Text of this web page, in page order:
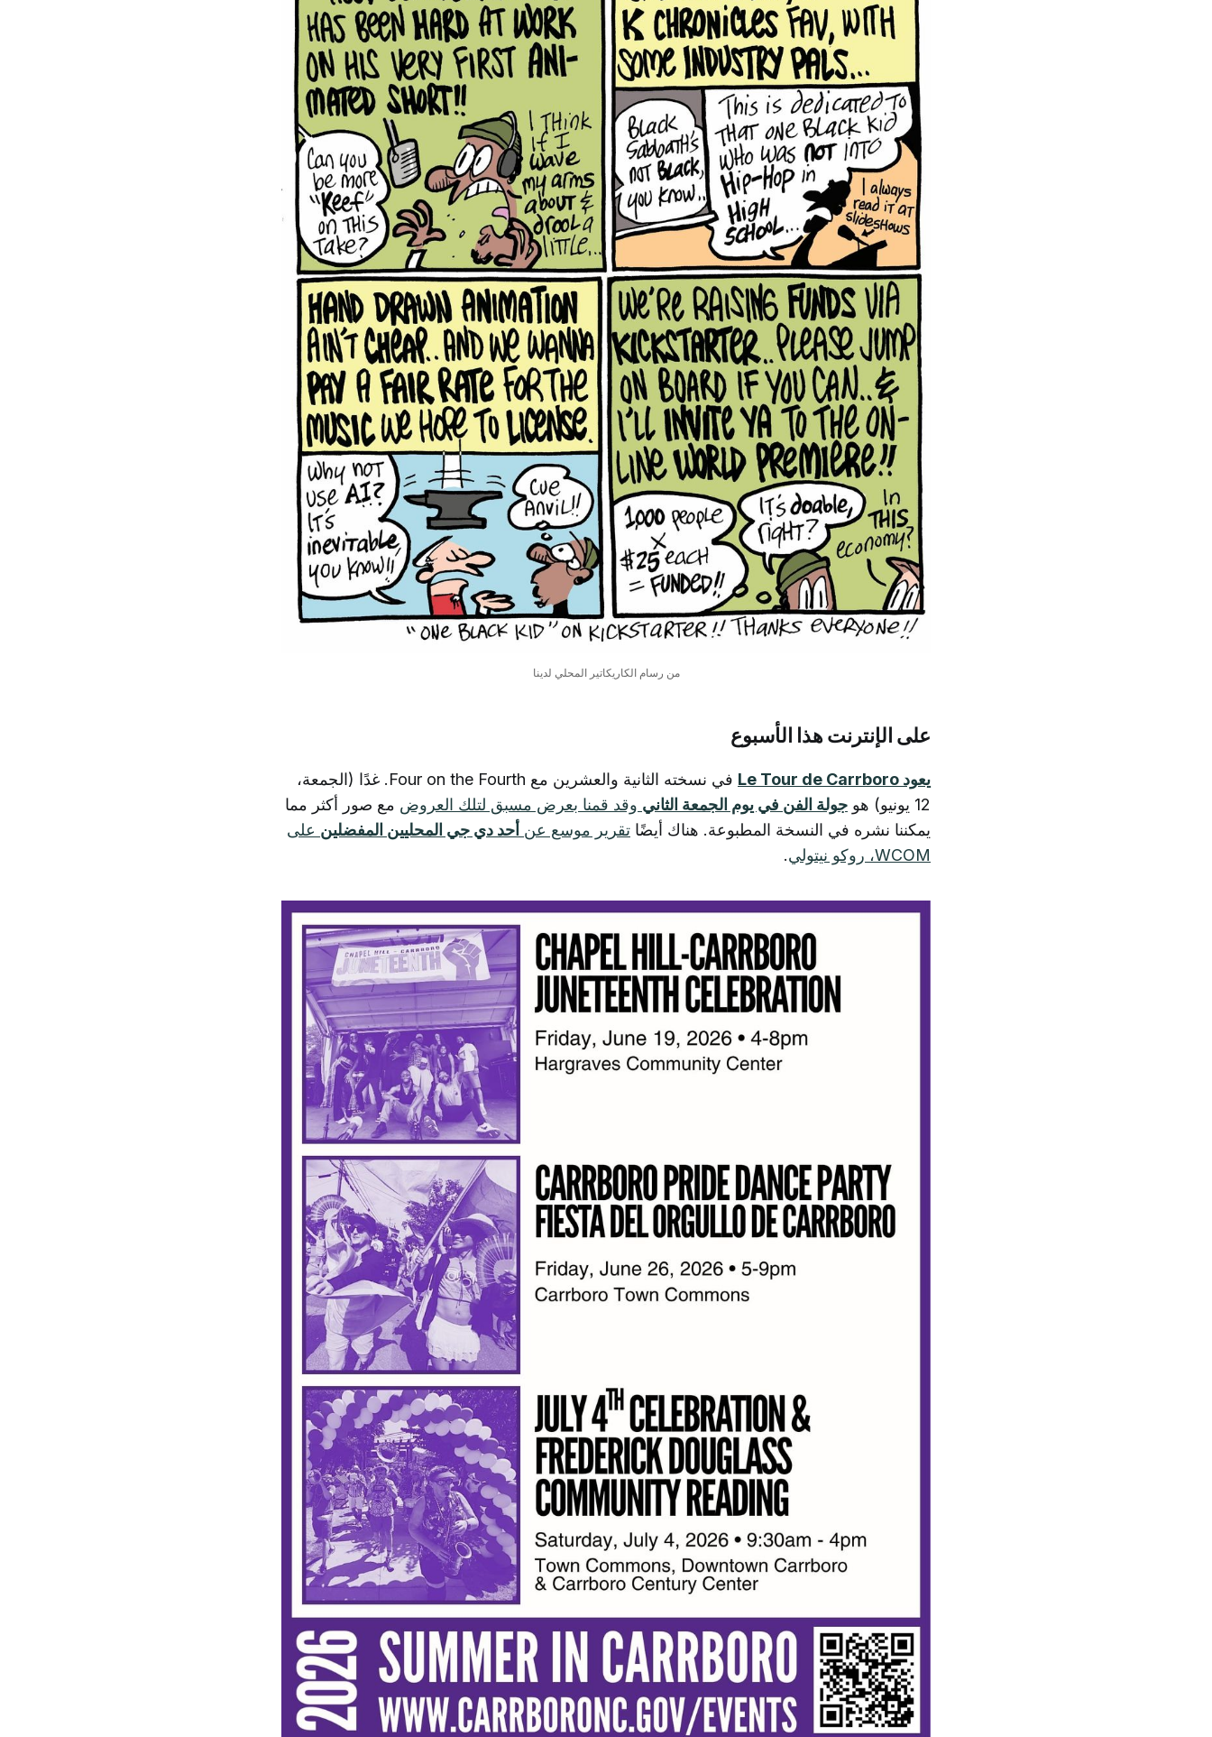
من رسام الكاريكاتير المحلي لدينا
على الإنترنت هذا الأسبوع
يعود Le Tour de Carrboro
في نسخته الثانية والعشرين مع Four on the Fourth. غدًا (الجمعة،
12 يونيو) هو
جولة الفن في يوم الجمعة الثاني وقد قمنا بعرض مسبق لتلك العروض مع صور أكثر مما
يمكننا نشره في النسخة المطبوعة. هناك أيضًا تقرير موسع عن أحد دي جي المحليين المفضلين على
WCOM، روكو نيتولي
.